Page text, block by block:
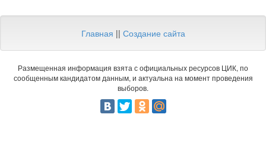
Главная || Создание сайта
Размещенная информация взята с официальных ресурсов ЦИК, по
сообщенным кандидатом данным, и актуальна на момент проведения
выборов.